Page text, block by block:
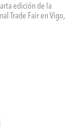
edición de la
Trade Fair en Vigo,